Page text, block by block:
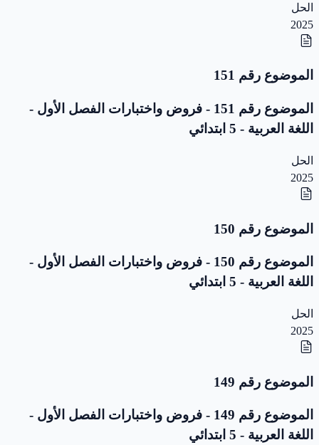
الحل
2025
الموضوع رقم 151
الموضوع رقم 151 - فروض واختبارات الفصل الأول -
اللغة العربية - 5 ابتدائي
الحل
2025
الموضوع رقم 150
الموضوع رقم 150 - فروض واختبارات الفصل الأول -
اللغة العربية - 5 ابتدائي
الحل
2025
الموضوع رقم 149
الموضوع رقم 149 - فروض واختبارات الفصل الأول -
اللغة العربية - 5 ابتدائي